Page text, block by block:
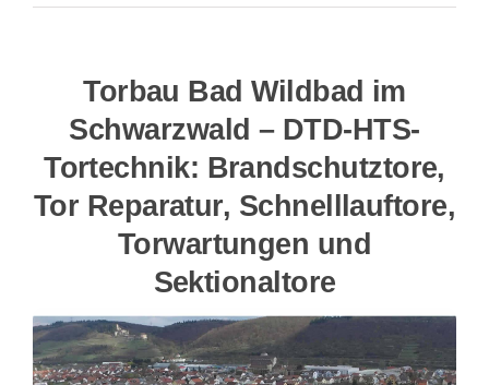
Torbau Bad Wildbad im
Schwarzwald – DTD-HTS-
Tortechnik: Brandschutztore,
Tor Reparatur, Schnelllauftore,
Torwartungen und
Sektionaltore